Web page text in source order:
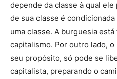
depende da classe à qual
de sua classe é
uma classe. A burguesia está
capitalismo. Por outro lado,
seu propósito, só pode se
capitalista, preparando o